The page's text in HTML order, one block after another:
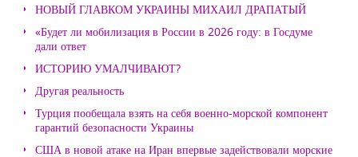
НОВЫЙ ГЛАВКОМ УКРАИНЫ МИХАИЛ ДРАПАТЫЙ
«Будет ли мобилизация в России в 2026 году: в Госдуме
дали ответ
ИСТОРИЮ УМАЛЧИВАЮТ?
Другая реальность
Турция пообещала взять на себя военно-морской компонент
гарантий безопасности Украины
США в новой атаке на Иран впервые задействовали морские